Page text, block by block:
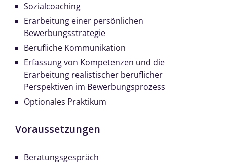
Sozialcoaching
Erarbeitung einer persönlichen
Bewerbungsstrategie
Berufliche Kommunikation
Erfassung von Kompetenzen und die
Erarbeitung realistischer beruflicher
Perspektiven im Bewerbungsprozess
Optionales Praktikum
Voraussetzungen
Beratungsgespräch